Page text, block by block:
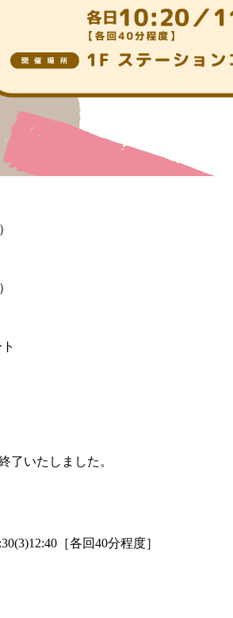
了いたしました。
［各回40分程度］